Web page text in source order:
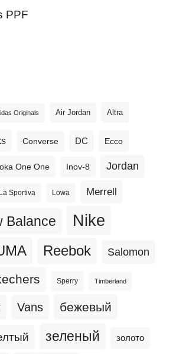
PPF
Originals Air Jordan Altra
Converse DC Ecco
One One Inov-8 Jordan
La Sportiva Lowa Merrell
Balance Nike
Reebok Salomon
Sperry Timberland
Vans бежевый
зеленый золото